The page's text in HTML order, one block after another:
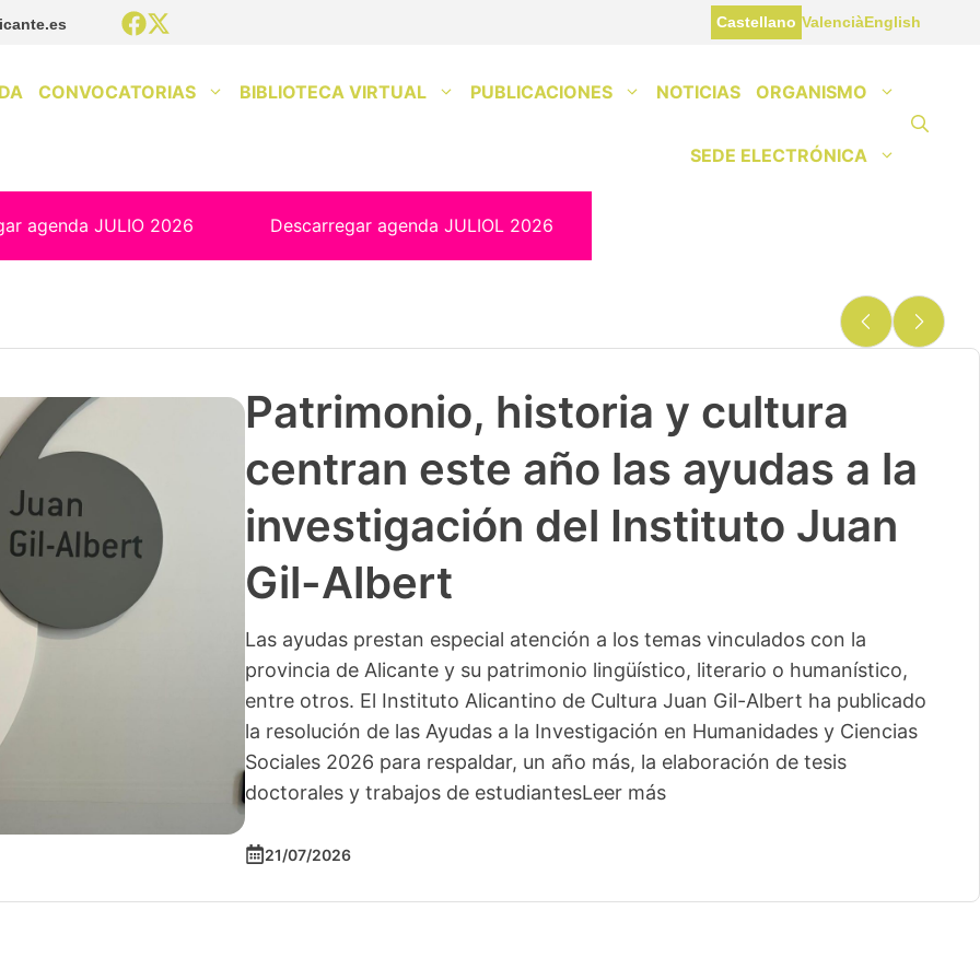
Castellano ValenciàEnglish
CONVOCATORIAS BIBLIOTECA VIRTUAL PUBLICACIONES NOTICIAS ORGANISMO
SEDE ELECTRÓNICA
agenda JULIO 2026 Descarregar agenda JULIOL 2026
Patrimonio, historia y cultura
centran este año las ayudas a la
investigación del Instituto Juan
Gil-Albert
Las ayudas prestan especial atención a los temas vinculados con la
provincia de Alicante y su patrimonio lingüístico, literario o humanístico,
entre otros. El Instituto Alicantino de Cultura Juan Gil-Albert ha publicado
la resolución de las Ayudas a la Investigación en Humanidades y Ciencias
Sociales 2026 para respaldar, un año más, la elaboración de tesis
doctorales y trabajos de estudiantesLeer más
21/07/2026